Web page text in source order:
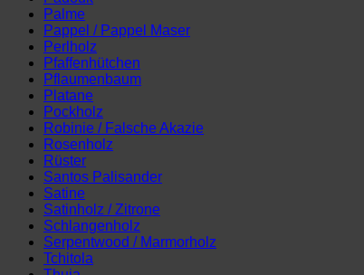
Palme
Pappel / Pappel Maser
Perlholz
Pfaffenhütchen
Pflaumenbaum
Platane
Pockholz
Robinie / Falsche Akazie
Rosenholz
Rüster
Santos Palisander
Satine
Satinholz / Zitrone
Schlangenholz
Serpentwood / Marmorholz
Tchitola